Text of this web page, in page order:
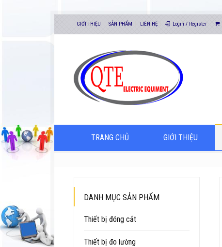
GIỚI THIỆU SẢN PHẨM LIÊN HỆ Login / Register
TRANG CHỦ GIỚI THIỆU
DANH MỤC SẢN PHẨM
Thiết bị đóng cắt
Thiết bị đo lường